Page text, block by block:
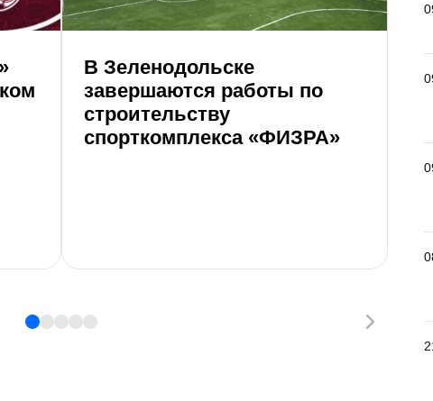
В Зеленодольске
завершаются работы по
строительству
спорткомплекса «ФИЗРА»